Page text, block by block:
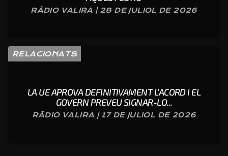
RÀDIO VALIRA | 28 DE JULIOL DE 2026
RELACIONATS
LA UE APROVA DEFINITIVAMENT L’ACORD I EL
GOVERN PREVEU SIGNAR-LO...
RÀDIO VALIRA | 17 DE JULIOL DE 2026